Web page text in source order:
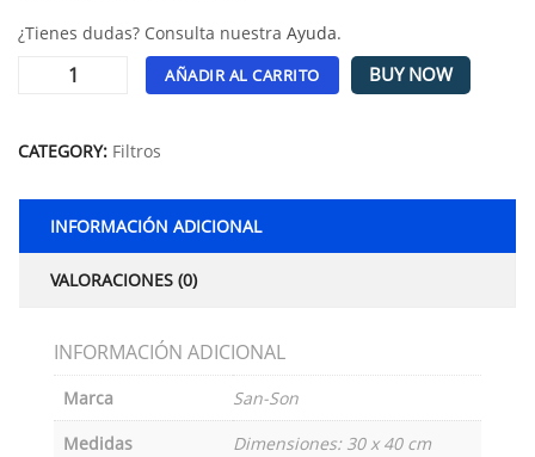
¿Tienes dudas? Consulta nuestra Ayuda.
AÑADIR AL CARRITO BUY NOW
CATEGORY: Filtros
INFORMACIÓN ADICIONAL
VALORACIONES (0)
INFORMACIÓN ADICIONAL
Marca
San-Son
Medidas
Dimensiones: 30 x 40 cm